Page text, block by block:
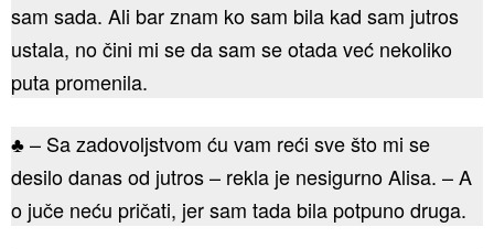
sam sada. Ali bar znam ko sam bila kad sam jutros
ustala, no čini mi se da sam se otada već nekoliko
puta promenila.
♣ – Sa zadovoljstvom ću vam reći sve što mi se
desilo danas od jutros – rekla je nesigurno Alisa. – A
o juče neću pričati, jer sam tada bila potpuno druga.